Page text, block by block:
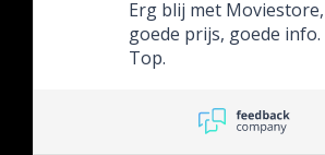
Erg blij met Moviestore,
goede prijs, goede info.
Top.